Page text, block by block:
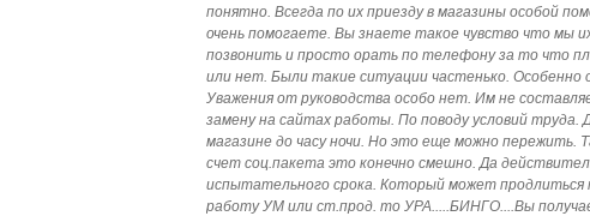
понятно. Всегда по их приезду в магазины особой
очень помогаете. Вы знаете такое чувство что мы
позвонить и просто орать по телефону за то что
или нет. Были такие ситуации частенько. Особенно
Уважения от руководства особо нет. Им не
замену на сайтах работы. По поводу условий
магазине до часу ночи. Но это еще можно пережить.
счет соц.пакета это конечно смешно. Да
испытательного срока. Который может продлиться
работу УМ или ст.прод. то УРА.....БИНГО....Вы